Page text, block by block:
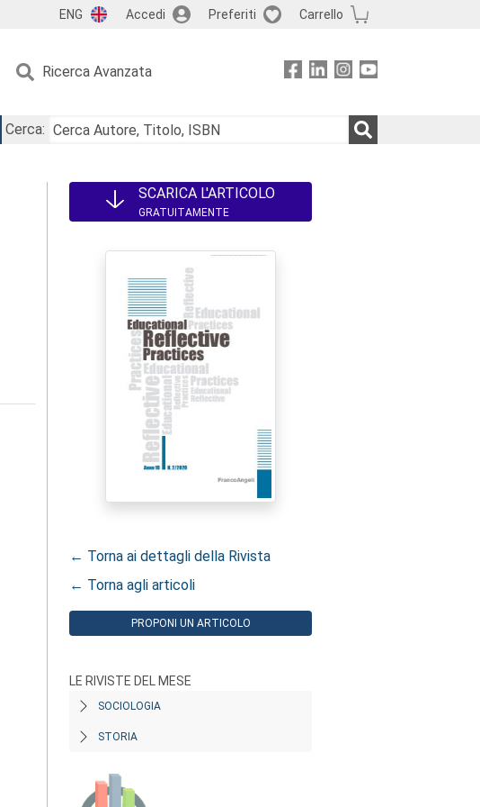
ENG Accedi Preferiti Carrello
Ricerca Avanzata
Cerca:
SCARICA L'ARTICOLO
GRATUITAMENTE
← Torna ai dettagli della Rivista
← Torna agli articoli
PROPONI UN ARTICOLO
LE RIVISTE DEL MESE
SOCIOLOGIA
STORIA